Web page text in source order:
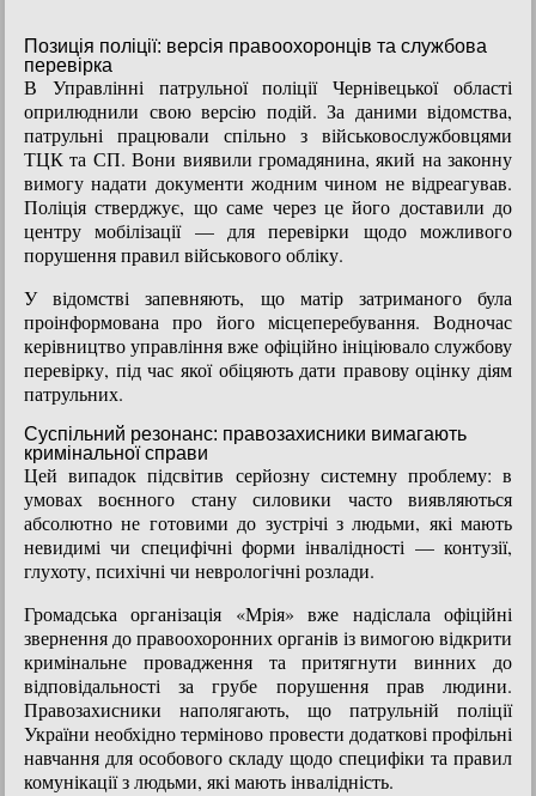
Позиція поліції: версія правоохоронців та службова
перевірка
В Управлінні патрульної поліції Чернівецької області
оприлюднили свою версію подій. За даними відомства,
патрульні працювали спільно з військовослужбовцями
ТЦК та СП. Вони виявили громадянина, який на законну
вимогу надати документи жодним чином не відреагував.
Поліція стверджує, що саме через це його доставили до
центру мобілізації — для перевірки щодо можливого
порушення правил військового обліку.
У відомстві запевняють, що матір затриманого була
проінформована про його місцеперебування. Водночас
керівництво управління вже офіційно ініціювало службову
перевірку, під час якої обіцяють дати правову оцінку діям
патрульних.
Суспільний резонанс: правозахисники вимагають
кримінальної справи
Цей випадок підсвітив серйозну системну проблему: в
умовах воєнного стану силовики часто виявляються
абсолютно не готовими до зустрічі з людьми, які мають
невидимі чи специфічні форми інвалідності — контузії,
глухоту, психічні чи неврологічні розлади.
Громадська організація «Мрія» вже надіслала офіційні
звернення до правоохоронних органів із вимогою відкрити
кримінальне провадження та притягнути винних до
відповідальності за грубе порушення прав людини.
Правозахисники наполягають, що патрульній поліції
України необхідно терміново провести додаткові профільні
навчання для особового складу щодо специфіки та правил
комунікації з людьми, які мають інвалідність.